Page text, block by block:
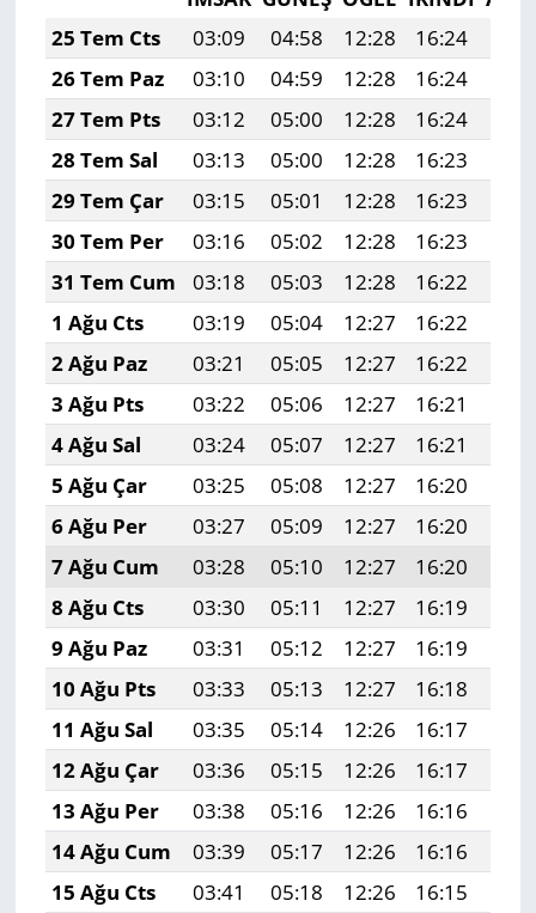
25 Tem Cts
03:09 04:58 12:28 16:24
26 Tem Paz
03:10 04:59 12:28 16:24
27 Tem Pts
03:12 05:00 12:28 16:24
28 Tem Sal
03:13 05:00 12:28 16:23
29 Tem Çar
03:15 05:01 12:28 16:23
30 Tem Per
03:16 05:02 12:28 16:23
31 Tem Cum
03:18 05:03 12:28 16:22
1 Ağu Cts
03:19 05:04 12:27 16:22
2 Ağu Paz
03:21 05:05 12:27 16:22
3 Ağu Pts
03:22 05:06 12:27 16:21
4 Ağu Sal
03:24 05:07 12:27 16:21
5 Ağu Çar
03:25 05:08 12:27 16:20
6 Ağu Per
03:27 05:09 12:27 16:20
7 Ağu Cum
03:28 05:10 12:27 16:20
8 Ağu Cts
03:30 05:11 12:27 16:19
9 Ağu Paz
03:31 05:12 12:27 16:19
10 Ağu Pts
03:33 05:13 12:27 16:18
11 Ağu Sal
03:35 05:14 12:26 16:17
12 Ağu Çar
03:36 05:15 12:26 16:17
13 Ağu Per
03:38 05:16 12:26 16:16
14 Ağu Cum
03:39 05:17 12:26 16:16
15 Ağu Cts
03:41 05:18 12:26 16:15